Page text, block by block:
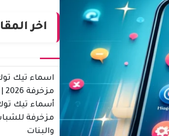
اخر
اسماء تيك
أسماء تيك
مزخرفة
والبنات